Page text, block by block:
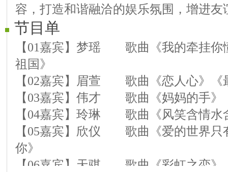
容，打造和谐融洽的娱乐氛围，增进
节目单
【01嘉宾】梦瑶 歌曲《我的牵挂你
祖国》
【02嘉宾】眉萱 歌曲《恋人心》《
【03嘉宾】伟才 歌曲《妈妈的手》
【04嘉宾】玲琳 歌曲《风笑含情水
【05嘉宾】欣仪 歌曲《爱的世界只
你》
【06嘉宾】天骐 歌曲《彩虹之恋》